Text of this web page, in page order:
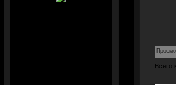
Всего